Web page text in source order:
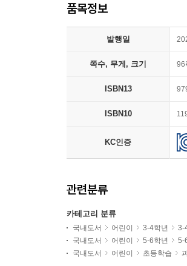
품목정보
발행일
쪽수, 무게, 크기 96
ISBN13
ISBN10
KC인증
관련분류
카테고리 분류
국내도서 어린이 3-4학년 3-
국내도서
어린이 5-6학년 5-
국내도서
어린이 초등학습